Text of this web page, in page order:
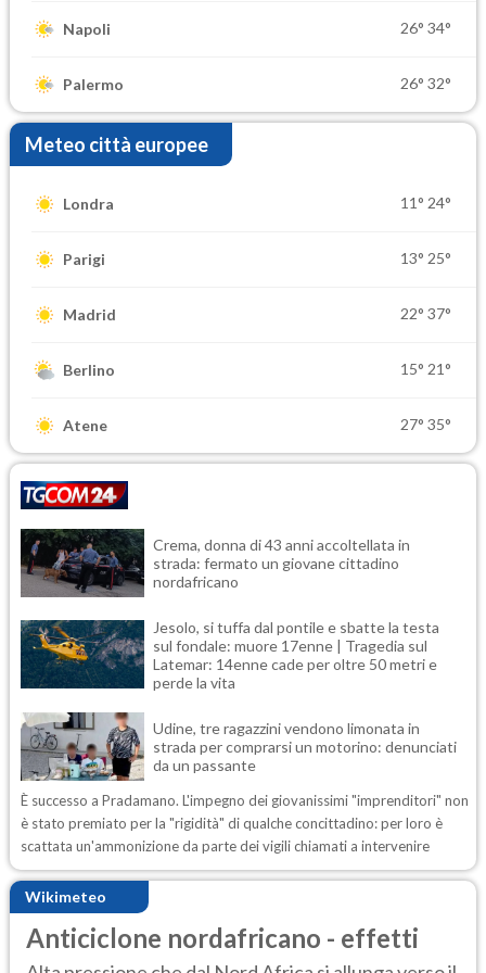
Napoli 26° 34°
Palermo 26° 32°
Meteo città europee
Londra 11° 24°
Parigi 13° 25°
Madrid 22° 37°
Berlino 15° 21°
Atene 27° 35°
Crema, donna di 43 anni accoltellata in
strada: fermato un giovane cittadino
nordafricano
Jesolo, si tuffa dal pontile e sbatte la testa
sul fondale: muore 17enne | Tragedia sul
Latemar: 14enne cade per oltre 50 metri e
perde la vita
Udine, tre ragazzini vendono limonata in
strada per comprarsi un motorino: denunciati
da un passante
È successo a Pradamano. L'impegno dei giovanissimi "imprenditori" non
è stato premiato per la "rigidità" di qualche concittadino: per loro è
scattata un'ammonizione da parte dei vigili chiamati a intervenire
Wikimeteo
Anticiclone nordafricano - effetti